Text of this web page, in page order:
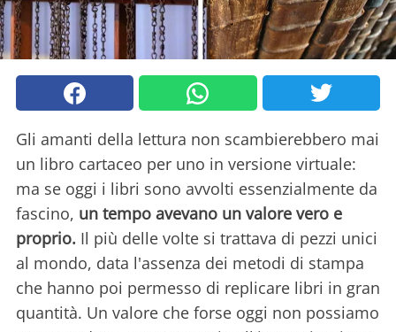
Gli amanti della lettura non scambierebbero mai
un libro cartaceo per uno in versione virtuale:
ma se oggi i libri sono avvolti essenzialmente da
fascino, un tempo avevano un valore vero e
proprio. Il più delle volte si trattava di pezzi unici
al mondo, data l'assenza dei metodi di stampa
che hanno poi permesso di replicare libri in gran
quantità. Un valore che forse oggi non possiamo